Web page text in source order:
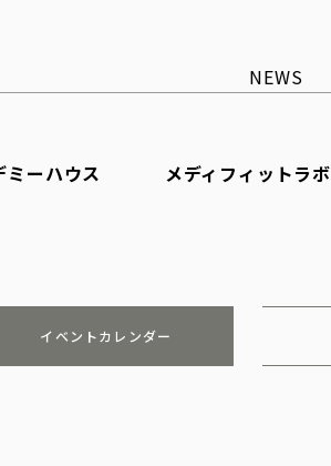
NEWS
ミーハウス メディフィットラボ
イベントカレンダー